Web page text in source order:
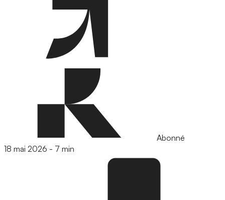
Abonné
18 mai 2026 - 7 min